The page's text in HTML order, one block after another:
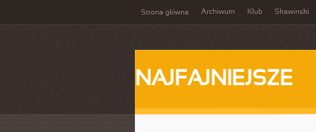
Strona główna Archiwum Klub Skawinski
NAJFAJNIEJSZE